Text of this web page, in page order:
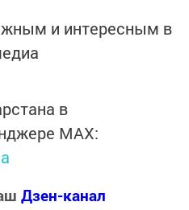
и интересным в
в
MАХ:
Дзен-канал